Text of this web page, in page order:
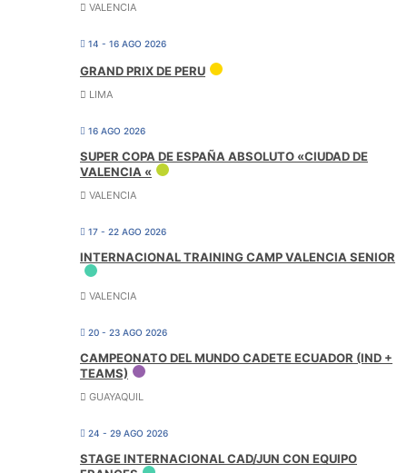
VALENCIA
14 - 16 AGO 2026
GRAND PRIX DE PERU
LIMA
16 AGO 2026
SUPER COPA DE ESPAÑA ABSOLUTO «CIUDAD DE
VALENCIA «
VALENCIA
17 - 22 AGO 2026
INTERNACIONAL TRAINING CAMP VALENCIA SENIOR
VALENCIA
20 - 23 AGO 2026
CAMPEONATO DEL MUNDO CADETE ECUADOR (IND +
TEAMS)
GUAYAQUIL
24 - 29 AGO 2026
STAGE INTERNACIONAL CAD/JUN CON EQUIPO